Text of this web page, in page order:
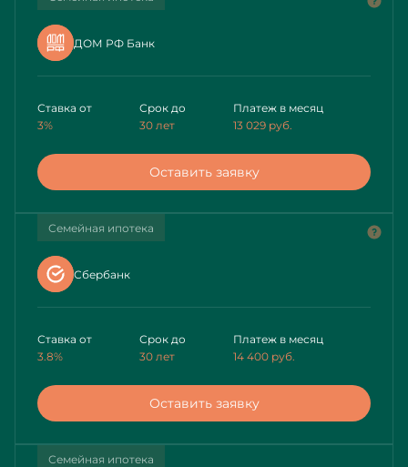
ДОМ РФ Банк
Ставка от
3%
Срок до
30 лет
Платеж в месяц
13 029 руб.
Оставить заявку
Семейная ипотека
Сбербанк
Ставка от
3.8%
Срок до
30 лет
Платеж в месяц
14 400 руб.
Оставить заявку
Семейная ипотека